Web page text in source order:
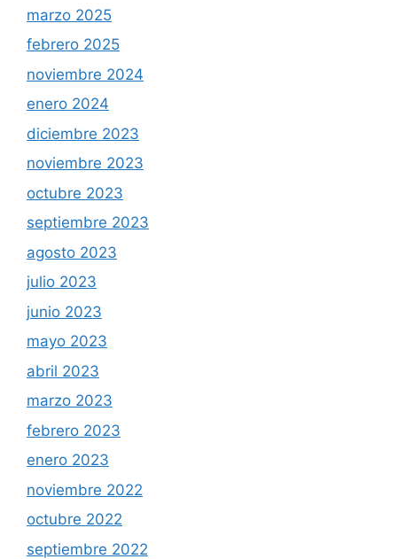
marzo 2025
febrero 2025
noviembre 2024
enero 2024
diciembre 2023
noviembre 2023
octubre 2023
septiembre 2023
agosto 2023
julio 2023
junio 2023
mayo 2023
abril 2023
marzo 2023
febrero 2023
enero 2023
noviembre 2022
octubre 2022
septiembre 2022